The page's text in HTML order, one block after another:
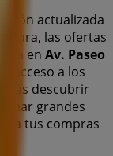
actualizada
las ofertas
en Av. Paseo
acceso a los
descubrir
grandes
para tus compras